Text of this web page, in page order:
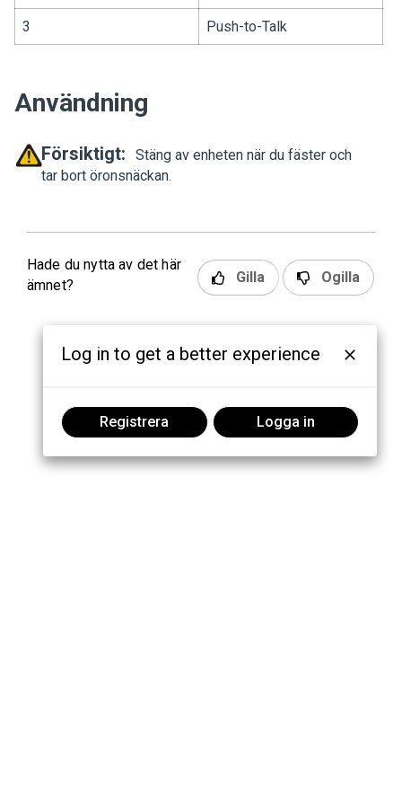
3 Push-to-Talk
Användning
Försiktigt:
Stäng av enheten när du fäster och
tar bort öronsnäckan.
Hade du nytta av det här
ämnet?
Gilla Ogilla
Log in to get a better experience
Registrera Logga in